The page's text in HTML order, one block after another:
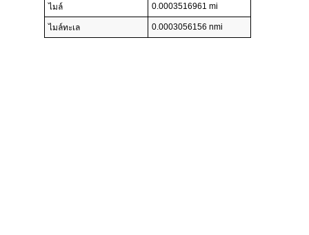
ไมล์ 0.0003516961 mi
ไมล์ทะเล 0.0003056156 nmi